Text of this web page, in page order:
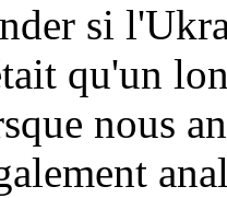
si
qu'un
nous